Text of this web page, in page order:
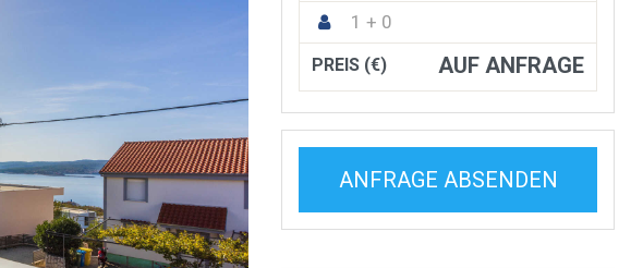
1 + 0
PREIS (€) AUF ANFRAGE
ANFRAGE ABSENDEN